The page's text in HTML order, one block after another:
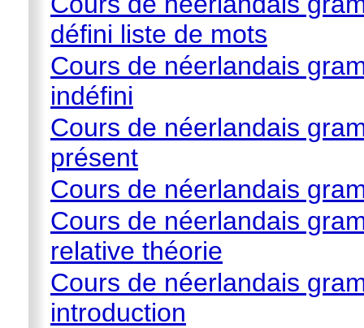
défini liste de mots
Cours de néerlandais
indéfini
Cours de néerlandais
présent
Cours de néerlandais
Cours de néerlandais
relative théorie
Cours de néerlandais
introduction